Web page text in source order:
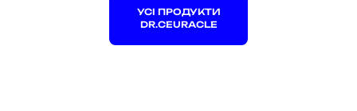
УСІ ПРОДУКТИ
DR.CEURACLE